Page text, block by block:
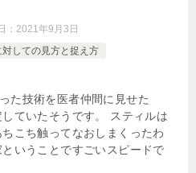
： 2021年9月3日
しての見方と捉え方
た技術を医者仲間に見せた
ていたそうです。 スティルは
こち触ってなおしまくったわ
いうことですごいスピードで